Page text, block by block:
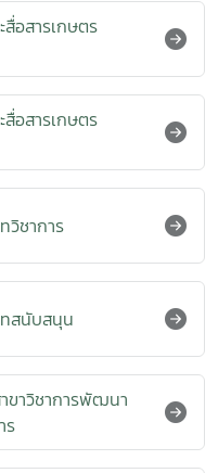
อสารเกษตร
อสารเกษตร
วิชาการ
สนับสนุน
ขาวิชาการพัฒนา
ร